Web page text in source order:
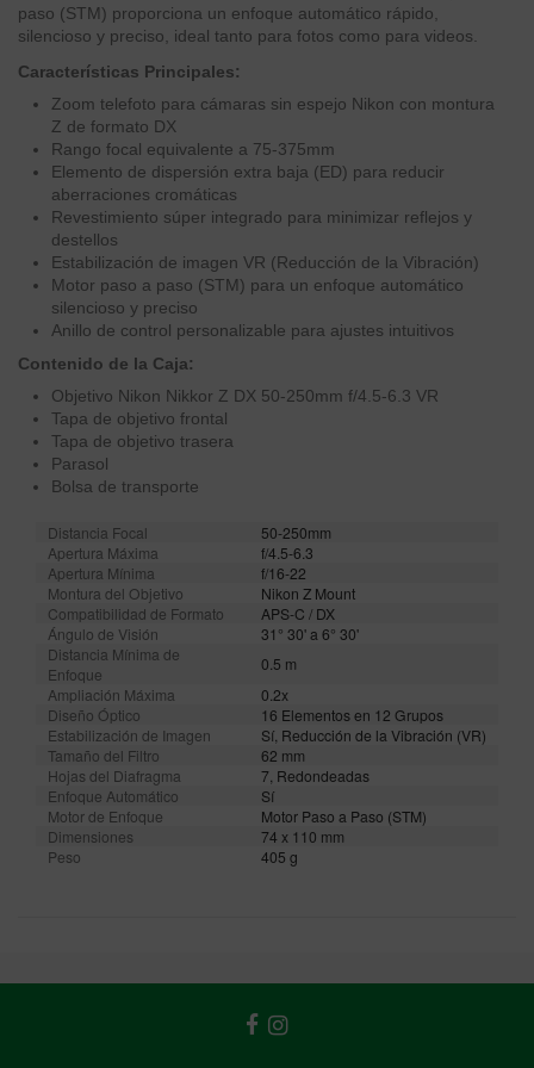
paso (STM) proporciona un enfoque automático rápido,
silencioso y preciso, ideal tanto para fotos como para videos.
Características Principales:
Zoom telefoto para cámaras sin espejo Nikon con montura
Z de formato DX
Rango focal equivalente a 75-375mm
Elemento de dispersión extra baja (ED) para reducir
aberraciones cromáticas
Revestimiento súper integrado para minimizar reflejos y
destellos
Estabilización de imagen VR (Reducción de la Vibración)
Motor paso a paso (STM) para un enfoque automático
silencioso y preciso
Anillo de control personalizable para ajustes intuitivos
Contenido de la Caja:
Objetivo Nikon Nikkor Z DX 50-250mm f/4.5-6.3 VR
Tapa de objetivo frontal
Tapa de objetivo trasera
Parasol
Bolsa de transporte
Distancia Focal
50-250mm
Apertura Máxima
f/4.5-6.3
Apertura Mínima
f/16-22
Montura del Objetivo
Nikon Z Mount
Compatibilidad de Formato
APS-C / DX
Ángulo de Visión
31° 30' a 6° 30'
Distancia Mínima de
Enfoque
0.5 m
Ampliación Máxima
0.2x
Diseño Óptico
16 Elementos en 12 Grupos
Estabilización de Imagen
Sí, Reducción de la Vibración (VR)
Tamaño del Filtro
62 mm
Hojas del Diafragma
7, Redondeadas
Enfoque Automático
Sí
Motor de Enfoque
Motor Paso a Paso (STM)
Dimensiones
74 x 110 mm
Peso
405 g